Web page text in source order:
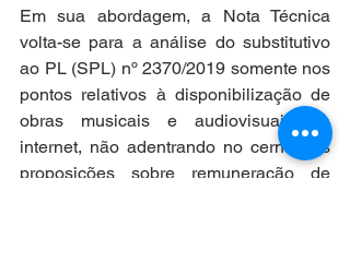
Em sua abordagem, a Nota Técnica
volta-se para a análise do substitutivo
ao PL (SPL) nº 2370/2019 somente nos
pontos relativos à disponibilização de
obras musicais e audiovisuais na
internet, não adentrando no cerne nas
proposições sobre remuneração de